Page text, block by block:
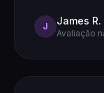
J James R.
Avaliação